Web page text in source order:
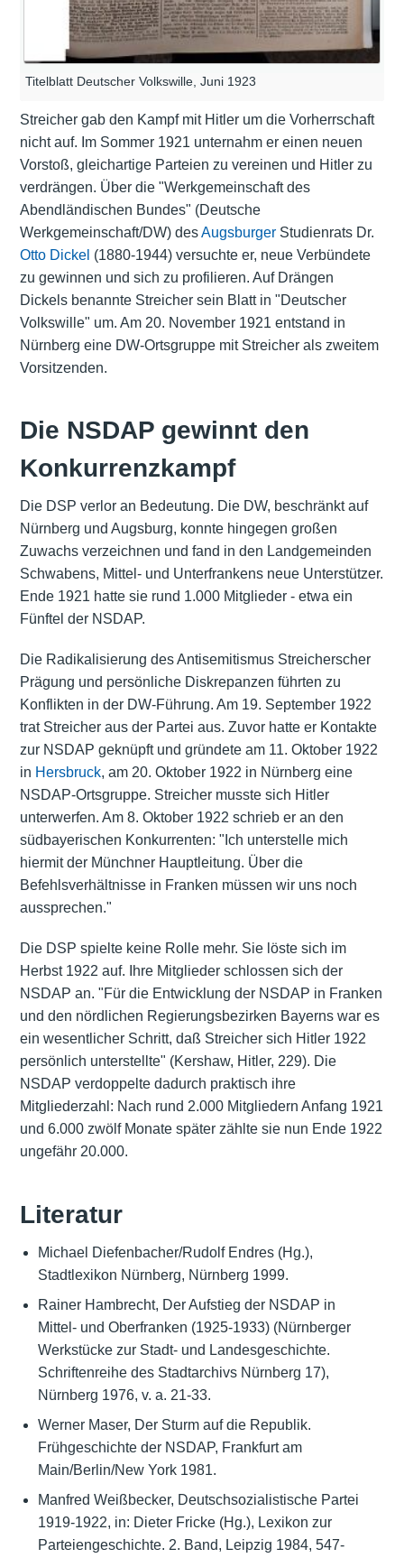
Titelblatt Deutscher Volkswille, Juni 1923
Streicher gab den Kampf mit Hitler um die Vorherrschaft
nicht auf. Im Sommer 1921 unternahm er einen neuen
Vorstoß, gleichartige Parteien zu vereinen und Hitler zu
verdrängen. Über die "Werkgemeinschaft des
Abendländischen Bundes" (Deutsche
Werkgemeinschaft/DW) desAugsburgerStudienrats Dr.
Otto Dickel (1880-1944) versuchte er, neue Verbündete
zu gewinnen und sich zu profilieren. Auf Drängen
Dickels benannte Streicher sein Blatt in "Deutscher
Volkswille" um. Am 20. November 1921 entstand in
Nürnberg eine DW-Ortsgruppe mit Streicher als zweitem
Vorsitzenden.
Die NSDAP gewinnt den
Konkurrenzkampf
Die DSP verlor an Bedeutung. Die DW, beschränkt auf
Nürnberg und Augsburg, konnte hingegen großen
Zuwachs verzeichnen und fand in den Landgemeinden
Schwabens, Mittel- und Unterfrankens neue Unterstützer.
Ende 1921 hatte sie rund 1.000 Mitglieder - etwa ein
Fünftel der NSDAP.
Die Radikalisierung des Antisemitismus Streicherscher
Prägung und persönliche Diskrepanzen führten zu
Konflikten in der DW-Führung. Am 19. September 1922
trat Streicher aus der Partei aus. Zuvor hatte er Kontakte
zur NSDAP geknüpft und gründete am 11. Oktober 1922
in Hersbruck, am 20. Oktober 1922 in Nürnberg eine
NSDAP-Ortsgruppe. Streicher musste sich Hitler
unterwerfen. Am 8. Oktober 1922 schrieb er an den
südbayerischen Konkurrenten: "Ich unterstelle mich
hiermit der Münchner Hauptleitung. Über die
Befehlsverhältnisse in Franken müssen wir uns noch
aussprechen."
Die DSP spielte keine Rolle mehr. Sie löste sich im
Herbst 1922 auf. Ihre Mitglieder schlossen sich der
NSDAP an. "Für die Entwicklung der NSDAP in Franken
und den nördlichen Regierungsbezirken Bayerns war es
ein wesentlicher Schritt, daß Streicher sich Hitler 1922
persönlich unterstellte" (Kershaw, Hitler, 229). Die
NSDAP verdoppelte dadurch praktisch ihre
Mitgliederzahl: Nach rund 2.000 Mitgliedern Anfang 1921
und 6.000 zwölf Monate später zählte sie nun Ende 1922
ungefähr 20.000.
Literatur
Michael Diefenbacher/Rudolf Endres (Hg.),
Stadtlexikon Nürnberg, Nürnberg 1999.
Rainer Hambrecht, Der Aufstieg der NSDAP in
Mittel- und Oberfranken (1925-1933) (Nürnberger
Werkstücke zur Stadt- und Landesgeschichte.
Schriftenreihe des Stadtarchivs Nürnberg 17),
Nürnberg 1976, v. a. 21-33.
Werner Maser, Der Sturm auf die Republik.
Frühgeschichte der NSDAP, Frankfurt am
Main/Berlin/New York 1981.
Manfred Weißbecker, Deutschsozialistische Partei
1919-1922, in: Dieter Fricke (Hg.), Lexikon zur
Parteiengeschichte. 2. Band, Leipzig 1984, 547-